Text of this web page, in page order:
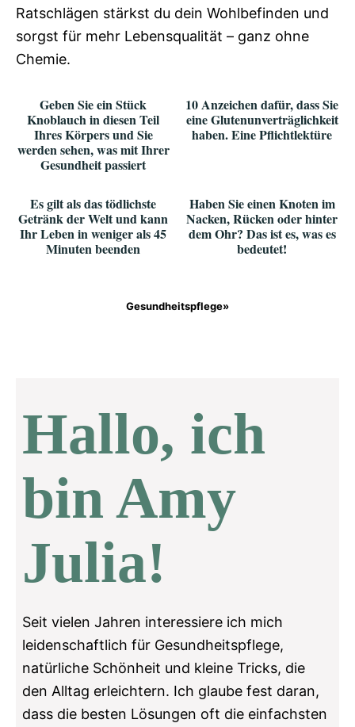
Ratschlägen stärkst du dein Wohlbefinden und
sorgst für mehr Lebensqualität – ganz ohne
Chemie.
Geben Sie ein Stück
Knoblauch in diesen Teil
Ihres Körpers und Sie
werden sehen, was mit Ihrer
Gesundheit passiert
10 Anzeichen dafür, dass Sie
eine Glutenunverträglichkeit
haben. Eine Pflichtlektüre
Es gilt als das tödlichste
Getränk der Welt und kann
Ihr Leben in weniger als 45
Minuten beenden
Haben Sie einen Knoten im
Nacken, Rücken oder hinter
dem Ohr? Das ist es, was es
bedeutet!
Gesundheitspflege»
Hallo, ich
bin Amy
Julia!
Seit vielen Jahren interessiere ich mich
leidenschaftlich für Gesundheitspflege,
natürliche Schönheit und kleine Tricks, die
den Alltag erleichtern. Ich glaube fest daran,
dass die besten Lösungen oft die einfachsten